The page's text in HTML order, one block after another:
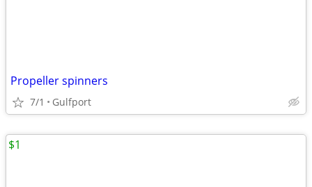
Propeller spinners
7/1 Gulfport
$1